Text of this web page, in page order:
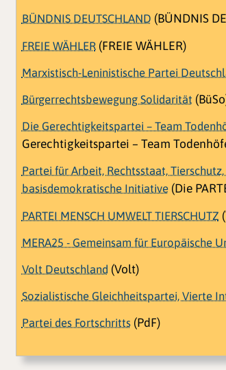
BÜNDNIS DEUTSCHLAND (BÜNDNIS
FREIE WÄHLER(FREIE WÄHLER)
Marxistisch-Leninistische Partei
Bürgerrechtsbewegung Solidarität
Die Gerechtigkeitspartei – Team
Gerechtigkeitspartei – Team
Partei für Arbeit, Rechtsstaat,
basisdemokratische Initiative(Die
PARTEI MENSCH UMWELT TIERSCHUTZ
MERA25 - Gemeinsam für Europäische
Volt Deutschland (Volt)
Sozialistische Gleichheitspartei, Vierte
Partei des Fortschritts(PdF)